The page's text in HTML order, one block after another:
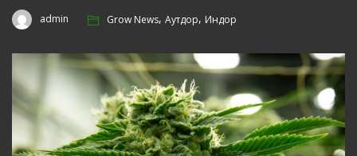
admin Grow News, Аутдор, Индор